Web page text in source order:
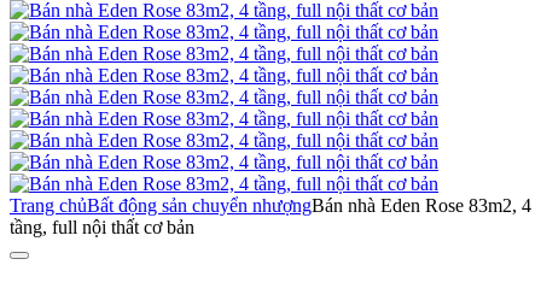
Trang chủBất động sản chuyển nhượngBán nhà Eden Rose 83m2, 4
tầng, full nội thất cơ bản